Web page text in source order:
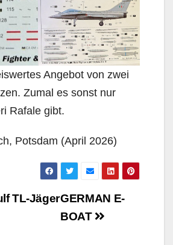
Angebot von zwei
Zumal es sonst nur
Rafale gibt.
Potsdam (April 2026)
GERMAN E-
BOAT
TL-Jäger